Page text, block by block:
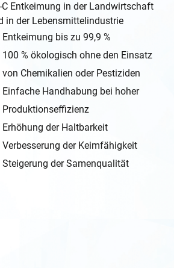
C Entkeimung in der Landwirtschaft
in der Lebensmittelindustrie
Entkeimung bis zu 99,9 %
100 % ökologisch ohne den Einsatz
von Chemikalien oder Pestiziden
Einfache Handhabung bei hoher
Produktionseffizienz
Erhöhung der Haltbarkeit
Verbesserung der Keimfähigkeit
Steigerung der Samenqualität